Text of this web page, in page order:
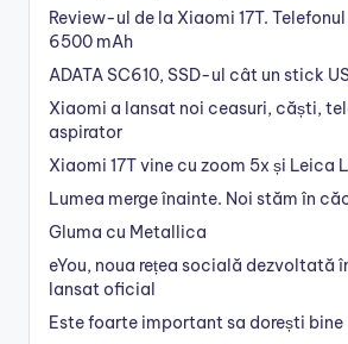
Review-ul de la Xiaomi 17T.
6500 mAh
ADATA SC610, SSD-ul cât un stick
Xiaomi a lansat noi ceasuri, căști,
aspirator
Xiaomi 17T vine cu zoom 5x și Leica
Lumea merge înainte. Noi stăm în
Gluma cu Metallica
eYou, noua rețea socială dezvoltată
lansat oficial
Este foarte important sa dorești bine